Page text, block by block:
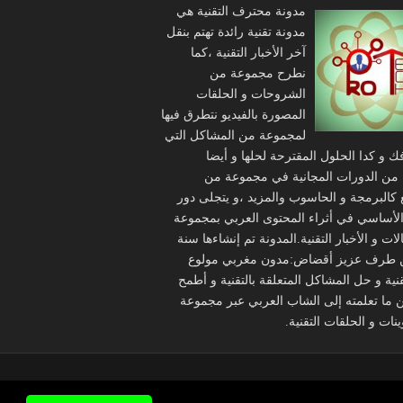
مدونة محترف التقنية هي
مدونة تقنية رائدة تهتم بنقل
آخر الأخبار التقنية ،كما
نطرح مجموعة من
الشروحات و الحلقات
المصورة بالفيديو نتطرق فيها
لمجموعة من المشاكل التي
و كدا الحلول المقترحة لحلها و أيضا
الدورات المجانية في مجموعة من
كالبرمجة و الحاسوب والمزيد ،و يتجلى دور
الأساسي في أثراء المحتوى العربي بمجموعة
و الأخبار التقنية.المدونة تم إنشاءها سنة
من طرف عزيز أقضاض:مدون مغربي مولوع
و حل المشاكل المتعلقة بالتقنية و أطمح
ما تعلمته إلى الشاب العربي عبر مجموعة
و الحلقات التقنية.